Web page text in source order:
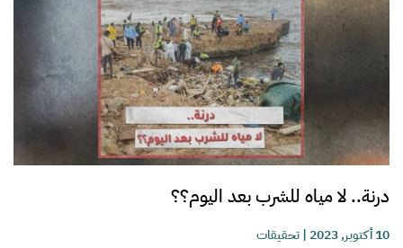
درنة.. لا مياه للشرب بعد اليوم؟؟
10 أكتوبر, 2023 |تحقيقات